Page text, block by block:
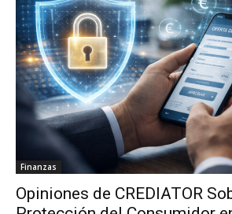
Finanzas
Opiniones de CREDIATOR